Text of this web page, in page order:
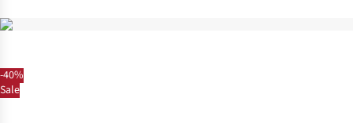
-40%
Sale